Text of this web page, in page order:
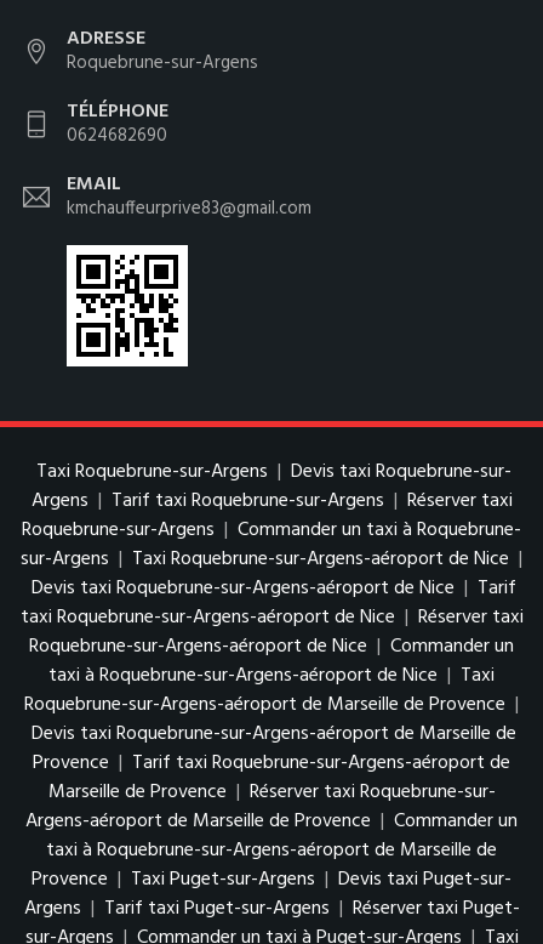
ADRESSE
Roquebrune-sur-Argens
TÉLÉPHONE
0624682690
EMAIL
kmchauffeurprive83@gmail.com
Taxi Roquebrune-sur-Argens | Devis taxi Roquebrune-sur-
Argens | Tarif taxi Roquebrune-sur-Argens | Réserver taxi
Roquebrune-sur-Argens | Commander un taxi à Roquebrune-
sur-Argens | Taxi Roquebrune-sur-Argens-aéroport de Nice |
Devis taxi Roquebrune-sur-Argens-aéroport de Nice | Tarif
taxi Roquebrune-sur-Argens-aéroport de Nice | Réserver taxi
Roquebrune-sur-Argens-aéroport de Nice | Commander un
taxi à Roquebrune-sur-Argens-aéroport de Nice | Taxi
Roquebrune-sur-Argens-aéroport de Marseille de Provence |
Devis taxi Roquebrune-sur-Argens-aéroport de Marseille de
Provence | Tarif taxi Roquebrune-sur-Argens-aéroport de
Marseille de Provence | Réserver taxi Roquebrune-sur-
Argens-aéroport de Marseille de Provence | Commander un
taxi à Roquebrune-sur-Argens-aéroport de Marseille de
Provence | Taxi Puget-sur-Argens | Devis taxi Puget-sur-
Argens | Tarif taxi Puget-sur-Argens | Réserver taxi Puget-
sur-Argens | Commander un taxi à Puget-sur-Argens | Taxi